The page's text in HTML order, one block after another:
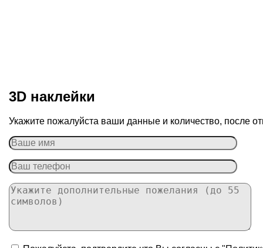
3D наклейки
Укажите пожалуйста ваши данные и количество, после